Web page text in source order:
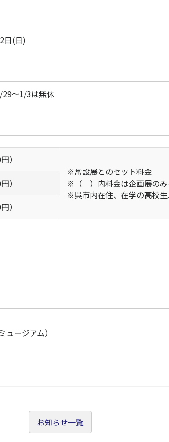
日(日)
～1/3は無休
）
※常設展とのセット料金
※（ ）内料金は企画展のみ
※呉市内在住、在学の高校
）
）
ージアム）
お知らせ一覧